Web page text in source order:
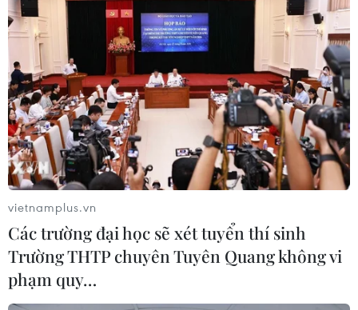
Liên đoàn Arab họp khẩn về việc Mỹ ủng
hộ các khu định cư của Israel
25/11/2019 14:56
Tổng thư ký AL Ahmed Aboul-Gheit đã chỉ trích tuyên bố
của Ngoại trưởng Mỹ Mike Pompeo, coi đây là một diễn
biến rất tiêu cực và là sự thay đổi đáng tiếc lập trường
của Mỹ.
vietnamplus.vn
Các trường đại học sẽ xét tuyển thí sinh
Trường THTP chuyên Tuyên Quang không vi
phạm quy…